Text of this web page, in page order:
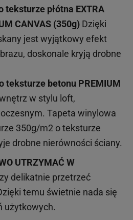
teksturze płótna EXTRA
CANVAS (350g) Dzięki
jest wyjątkowy efekt
doskonale kryją drobne
teksturze betonu PREMIUM
w stylu loft,
Tapeta winylowa
350g/m2 o teksturze
drobne nierówności ściany.
UTRZYMAĆ W
delikatnie przetrzeć
temu świetnie nada się
użytkowych.